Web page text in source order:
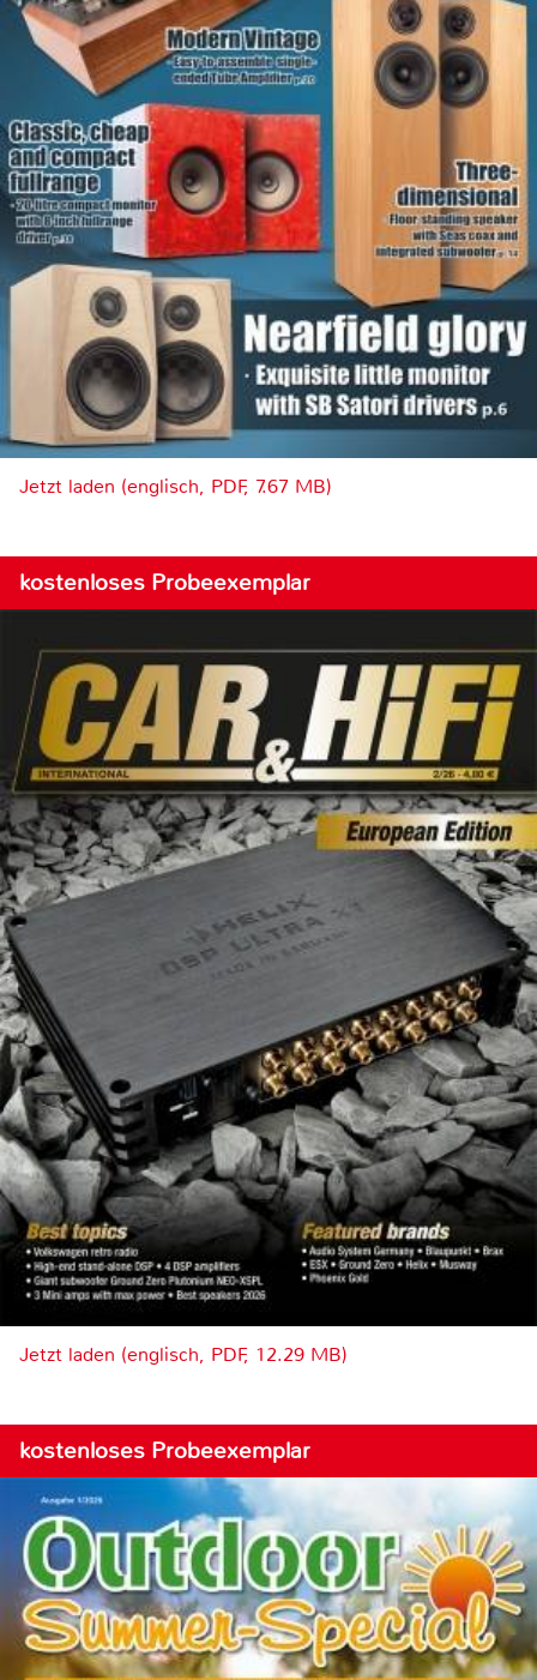
Jetzt laden (englisch, PDF, 7.67 MB)
kostenloses Probeexemplar
Jetzt laden (englisch, PDF, 12.29 MB)
kostenloses Probeexemplar